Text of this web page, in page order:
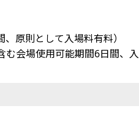
原則として入場料有料）
会場使用可能期間6日間、入